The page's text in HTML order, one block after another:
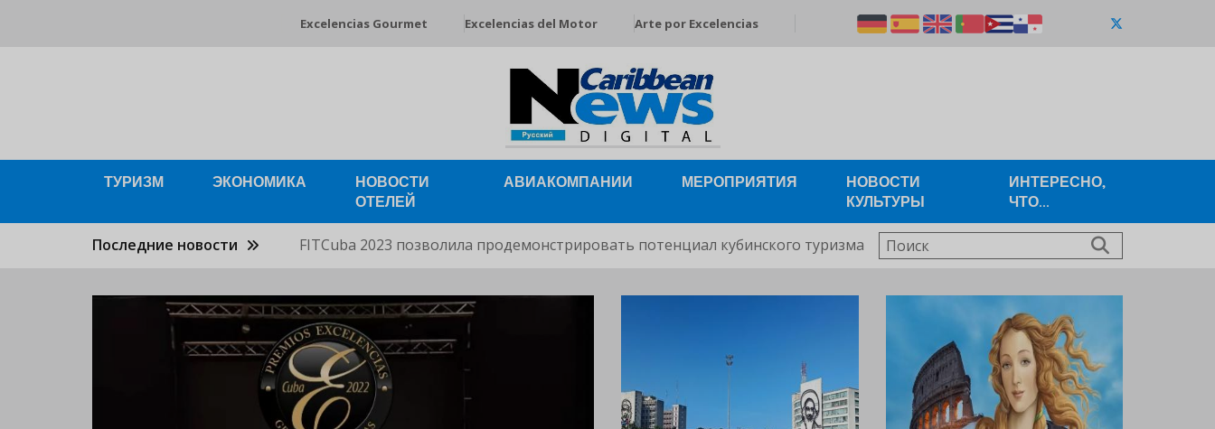
Excelencias Gourmet Excelencias del Motor Arte por Excelencias
ТУРИЗМ ЭКОНОМИКА
НОВОСТИ
ОТЕЛЕЙ
АВИАКОМПАНИИ МЕРОПРИЯТИЯ
НОВОСТИ
КУЛЬТУРЫ
ИНТЕРЕСНО,
ЧТО...
Последние новости FITCuba 2023 позволила продемонстрировать потенциал кубинского туризма Поиск